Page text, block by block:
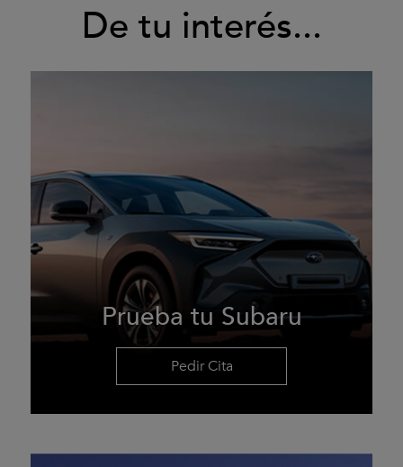
De tu interés...
Prueba tu Subaru
Pedir Cita